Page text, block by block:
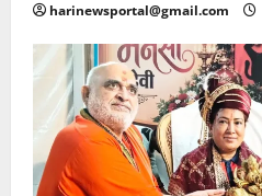
harinewsportal@gmail.com